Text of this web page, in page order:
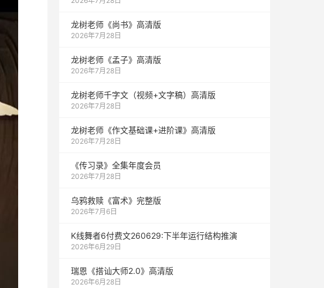
龙树老师《尚书》高清版
2026年7月28日
龙树老师《孟子》高清版
2026年7月28日
龙树老师千字文（视频+文字稿）高清版
2026年7月28日
龙树老师《作文基础课+进阶课》高清版
2026年7月28日
《传习录》全集年度会员
2026年7月28日
乌鸦救赎《富术》完整版
2026年7月6日
K线舞者6付费文260629:下半年运行结构推演
2026年6月29日
瑞恩《搭讪大师2.0》高清版
2026年6月28日